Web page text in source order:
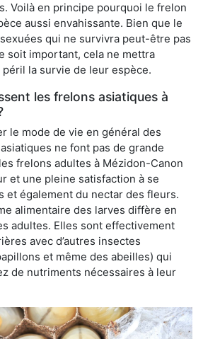
Voilà en principe pourquoi le frelon
aussi envahissante. Bien que le
qui ne survivra peut-être pas
soit important, cela ne mettra
la survie de leur espèce.
les frelons asiatiques à
le mode de vie en général des
ne font pas de grande
frelons adultes à Mézidon-Canon
et une pleine satisfaction à se
et également du nectar des fleurs.
alimentaire des larves diffère en
adultes. Elles sont effectivement
avec d’autres insectes
et même des abeilles) qui
de nutriments nécessaires à leur